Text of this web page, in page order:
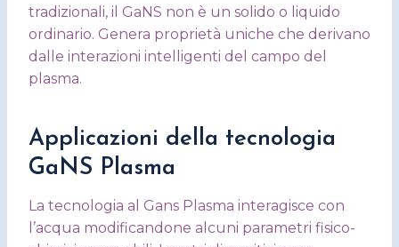
tradizionali, il GaNS non è un solido o liquido
ordinario. Genera proprietà uniche che derivano
dalle interazioni intelligenti del campo del
plasma.
Applicazioni della tecnologia
GaNS Plasma
La tecnologia al Gans Plasma interagisce con
l’acqua modificandone alcuni parametri fisico-